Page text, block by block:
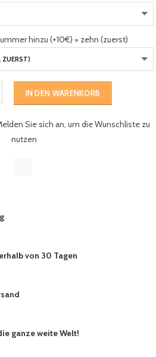
hinzu (+10€) = zehn (zuerst)
IN DEN WARENKORB
Sie sich an, um die Wunschliste zu
nutzen
von 30 Tagen
ganze weite Welt!